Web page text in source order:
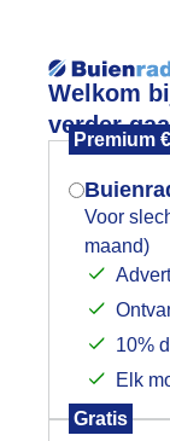
Welkom
verder
Premium
Voor
maand)
10%
Elk
Gratis
Foto
ziet grijs
Mogen
Indien je